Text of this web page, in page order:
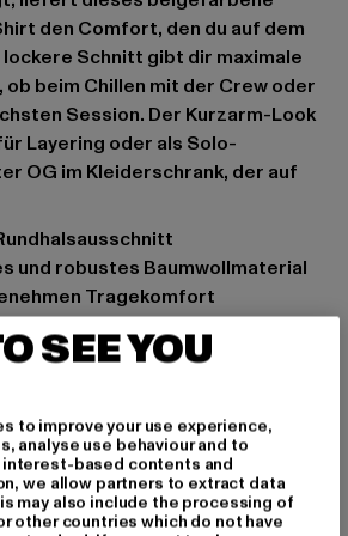
den Comfort, den du auf dem
Schnitt gibt dir maximale
beim Chillen mit der Crew oder
Session. Der Kurzarm-Look
Layering oder als Solo-
OG im Kleiderschrank, der auf
Tragekomfort
Freizeit, Basic
SEE YOU
to improve your use experience,
analyse use behaviour and to
interest-based contents and
we allow partners to extract data
may also include the processing of
other countries which do not have